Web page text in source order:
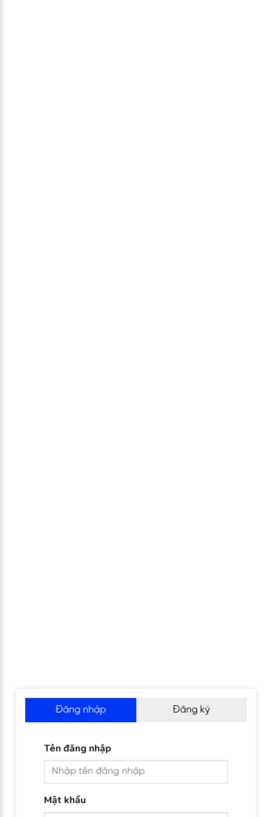
Đăng nhập Đăng ký
Tên đăng nhập
Mật khẩu